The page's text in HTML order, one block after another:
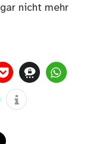
nicht mehr